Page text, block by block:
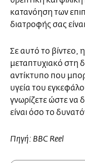
κατανόηση των
διατροφής σας
Σε αυτό το βίντεο,
μεταπτυχιακό στη
αντίκτυπο που
υγεία του
γνωρίζετε ώστε να
είναι όσο το
Πηγή: BBC Reel